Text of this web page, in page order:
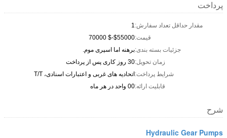
پرداخت
مقدار حداقل تعداد سفارش:1
قیمت:$55000-$ 70000
جزئیات بسته بندی:برهنه اما اسپری موم.
زمان تحویل:30 روز کاری پس از پرداخت
شرایط پرداخت: اتحادیه های غربی و اعتبارات اسنادی، T/T
قابلیت ارائه:00 واحد در هر ماه
شرح
Hydraulic Gear Pumps